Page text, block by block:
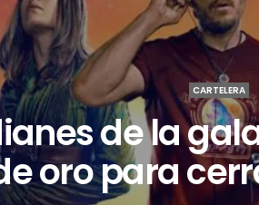
CARTELERA
de la
oro para